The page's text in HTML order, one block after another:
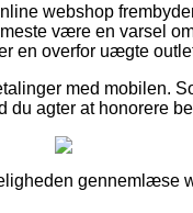
webshop
være en varsel
en overfor uægte
med mobilen.
agter at honorere
gennemlæse